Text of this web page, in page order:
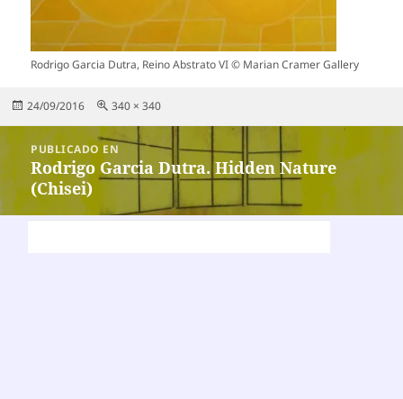
Rodrigo Garcia Dutra, Reino Abstrato VI © Marian Cramer Gallery
Publicado
24/09/2016
Tamaño
340 × 340
Navegación
entradas
PUBLICADO EN
Rodrigo Garcia Dutra. Hidden Nature
(Chisei)